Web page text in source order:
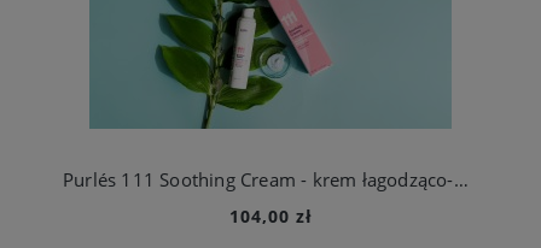
Purlés 111 Soothing Cream - krem łagodząco-nawilżający do skóry wrażliwej oraz naczynkowej50 ml
104,00 zł